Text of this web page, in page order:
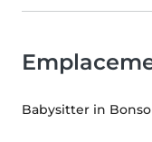
Babysitter in